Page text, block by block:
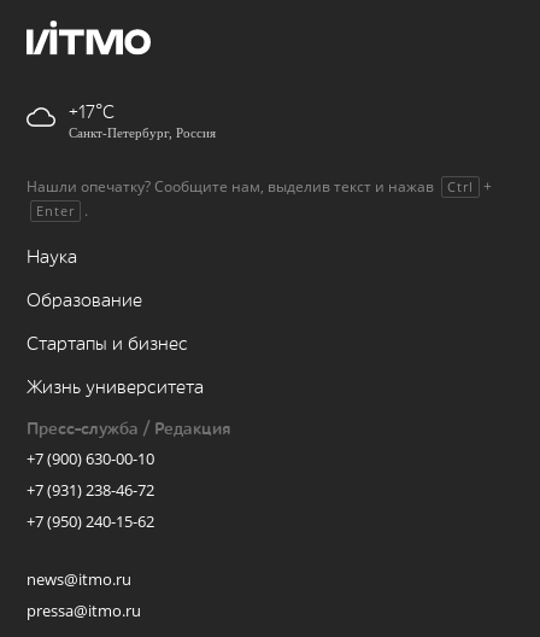
+17
Санкт-Петербург, Россия
Нашли опечатку? Сообщите нам, выделив текст и нажав Ctrl +
Enter .
Наука
Образование
Стартапы и бизнес
Жизнь университета
Пресс-служба / Редакция
+7 (900) 630-00-10
+7 (931) 238-46-72
+7 (950) 240-15-62
news@itmo.ru
pressa@itmo.ru